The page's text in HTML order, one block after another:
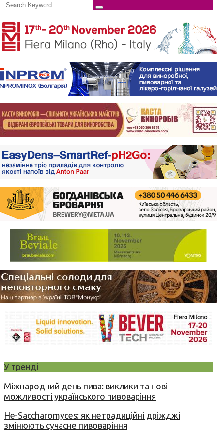
У тренді
Міжнародний день пива: виклики та нові
можливості українського пивоваріння
Не-Saccharomyces: як нетрадиційні дріжджі
змінюють сучасне пивоваріння